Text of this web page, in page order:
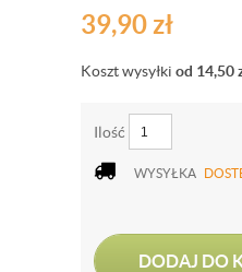
39,90zł
Koszt wysyłki od 14,50
Ilość
WYSYŁKA
DODAJ DO